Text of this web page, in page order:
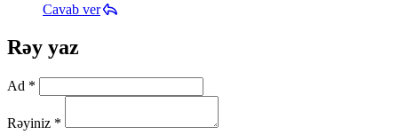
Cavab ver
Rəy yaz
Ad *
Rəyiniz *